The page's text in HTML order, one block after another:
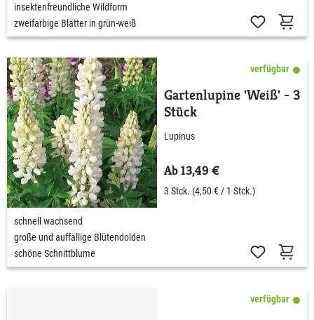
insektenfreundliche Wildform
zweifarbige Blätter in grün-weiß
verfügbar
Gartenlupine 'Weiß' - 3
Stück
Lupinus
Ab 13,49 €
3 Stck. (4,50 € / 1 Stck.)
schnell wachsend
große und auffällige Blütendolden
schöne Schnittblume
verfügbar